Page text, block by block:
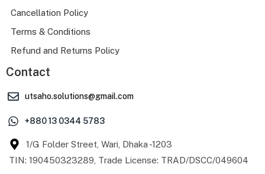
Cancellation Policy
Terms & Conditions
Refund and Returns Policy
Contact
utsaho.solutions@gmail.com
+880 13 0344 5783
1/G Folder Street, Wari, Dhaka -1203
TIN: 190450323289, Trade License: TRAD/DSCC/049604